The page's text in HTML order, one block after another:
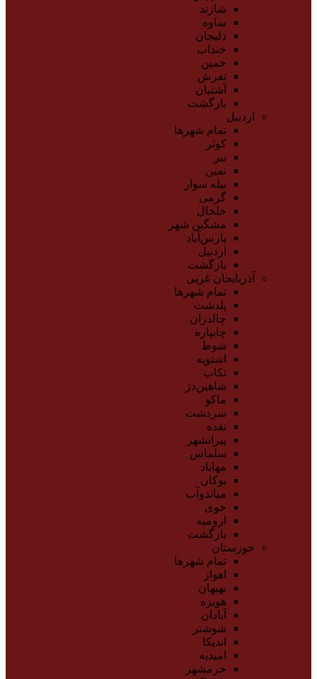
شازند
ساوه
دلیجان
خنداب
خمین
تفرش
آشتیان
بازگشت
اردبیل
تمام شهر‌ها
کوثر
نیر
نمین
بیله سوار
گرمی
خلخال
مشگین شهر
پارس‌آباد
اردبیل
بازگشت
آذربایجان غربی
تمام شهر‌ها
پلدشت
چالدران
چایپاره
شوط
اشنویه
تکاب
شاهین‌دژ
ماکو
سردشت
نقده
پیرانشهر
سلماس
مهاباد
بوکان
میاندوآب
خوی
ارومیه
بازگشت
خوزستان
تمام شهر‌ها
اهواز
بهبهان
هویزه
آبادان
شوشتر
اندیکا
امیدیه
خرمشهر